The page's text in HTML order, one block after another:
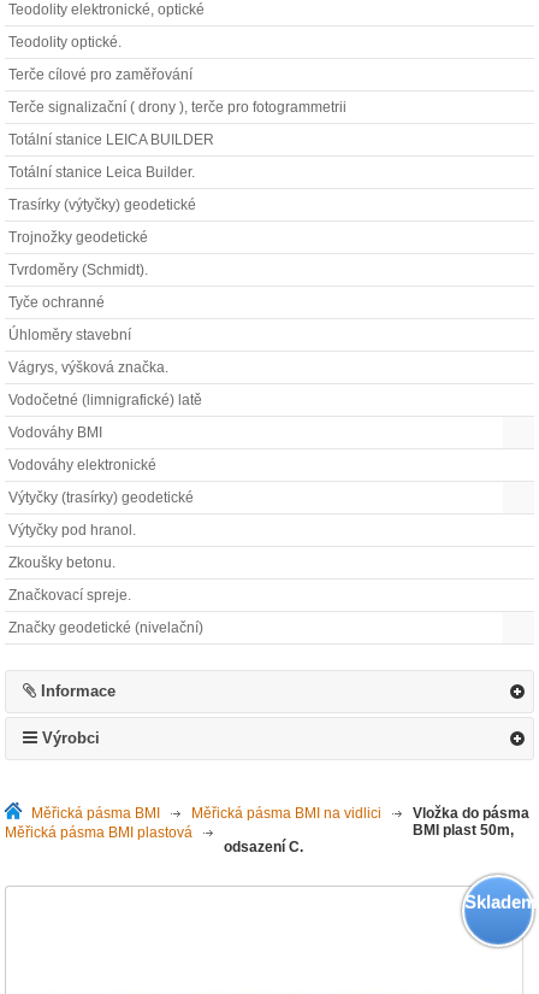
Teodolity elektronické, optické
Teodolity optické.
Terče cílové pro zaměřování
Terče signalizační ( drony ), terče pro fotogrammetrii
Totální stanice LEICA BUILDER
Totální stanice Leica Builder.
Trasírky (výtyčky) geodetické
Trojnožky geodetické
Tvrdoměry (Schmidt).
Tyče ochranné
Úhloměry stavební
Vágrys, výšková značka.
Vodočetné (limnigrafické) latě
Vodováhy BMI
Vodováhy elektronické
Výtyčky (trasírky) geodetické
Výtyčky pod hranol.
Zkoušky betonu.
Značkovací spreje.
Značky geodetické (nivelační)
Informace
Výrobci
Měřická pásma BMI >Měřická pásma BMI na vidlici
>
Měřická pásma BMI plastová
Vložka do pásma
BMI plast 50m,
odsazení C.
Skladem